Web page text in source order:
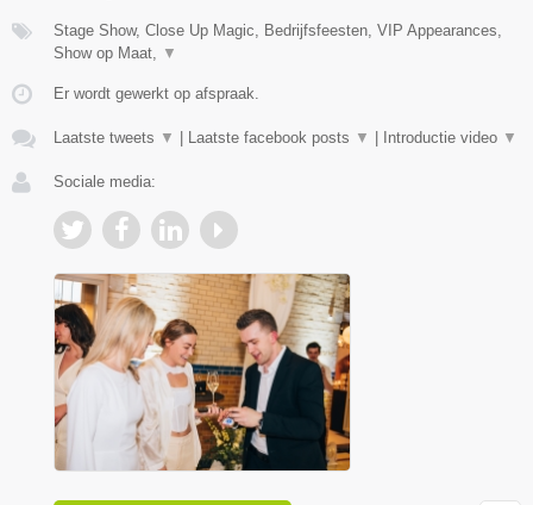
Stage Show, Close Up Magic, Bedrijfsfeesten, VIP Appearances,
Show op Maat, ▼
Er wordt gewerkt op afspraak.
Laatste tweets ▼ Laatste facebook posts ▼ Introductie video ▼
Sociale media: